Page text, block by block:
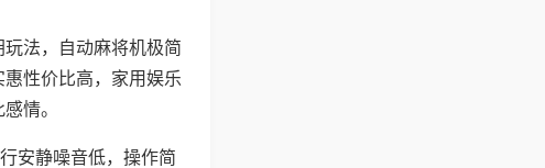
法，自动麻将机极简
性价比高，家用娱乐
情。
安静噪音低，操作简